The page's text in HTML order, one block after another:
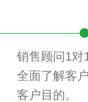
销售顾问1对
全面了解客
客户目的。